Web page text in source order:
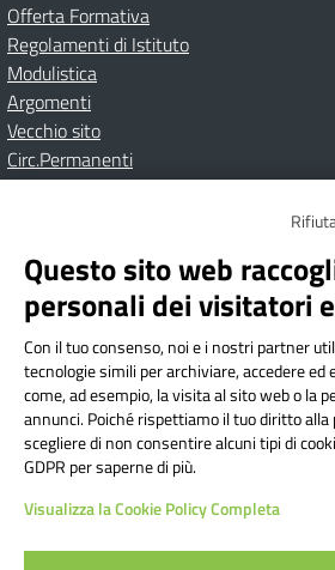
Offerta Formativa
Regolamenti di Istituto
Modulistica
Argomenti
Vecchio sito
Circ.Permanenti
Albo
Dichiarazione di accessibilità
Istituto Comprensivo
Via Cesare Bollea n. 3 - 10064
toic84200d@istruzione.it | P.E.C.:
toic84200d@pec.istruzione.it
Codice Fiscale: 94544620019 |
TOIC84200D | Codice IPA:
Univoco: UFYI9M
Questo sito web
personali dei visitatori
Con il tuo consenso, noi e i nostri partner
tecnologie simili per archiviare, accedere ed
come, ad esempio, la visita al sito web o la
annunci. Poiché rispettiamo il tuo diritto alla
scegliere di non consentire alcuni tipi di
GDPR per saperne di più.
Visualizza la Cookie Policy Completa